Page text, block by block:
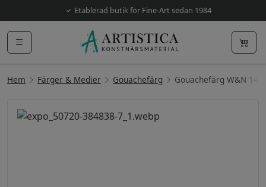
Etablerad butik för Fine-Art sedan 1984
Hem Färger & Medier Gouachefärg Gouachefärg W&N